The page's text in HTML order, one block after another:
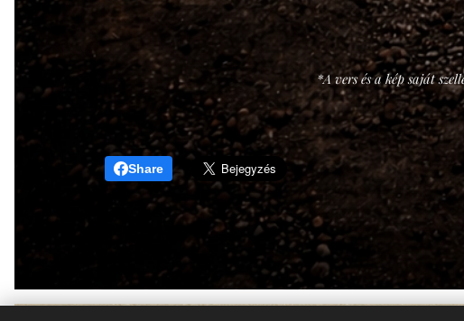
*A vers és a kép saját
Share